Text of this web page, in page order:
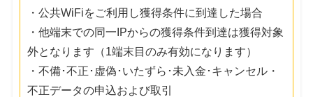
・公共WiFiをご利用し獲得条件に到達した場合
・他端末での同一IPからの獲得条件到達は獲得対象
外となります（1端末目のみ有効になります）
・不備･不正･虚偽･いたずら･未入金･キャンセル・
不正データの申込および取引